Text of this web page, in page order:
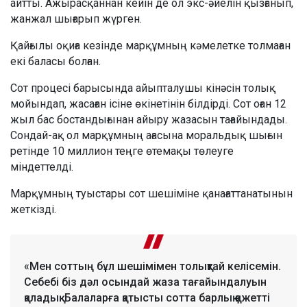
айтты. Ажырасқаннан кейін де ол экс-әйелін қызғанып,
жанжал шығарып жүрген.
Қайғылы оқиға кезінде марқұмның кәмелетке толмаған
екі баласы болған.
Сот процесі барысында айыпталушы кінәсін толық
мойындап, жасаған ісіне өкінетінін білдірді. Сот оған 12
жыл бас бостандығынан айыру жазасын тағайындады.
Сондай-ақ ол марқұмның ағасына моральдық шығын
ретінде 10 миллион теңге өтемақы төлеуге
міндеттелді.
Марқұмның туыстары сот шешіміне қанағаттанатынын
жеткізді.
«Мен соттың бұл шешімімен толықтай келісемін.
Себебі біз дәл осындай жаза тағайындалуын
қаладық. Балаларға қатысты сотта барлық қажетті